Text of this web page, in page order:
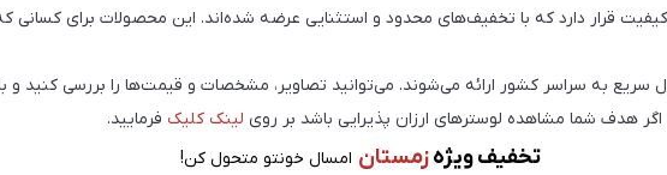
کیفیت قرار دارد که با تخفیف‌های محدود و استثنایی عرضه شده‌اند. این محصولات برای
سریع به سراسر کشور ارائه می‌شوند. می‌توانید تصاویر، مشخصات و قیمت‌ها را بررسی کنید و
هدف شما مشاهده لوسترهای ارزان پذیرایی باشد بر روی لینک کلیک فرمایید.
تخفیف ویژهزمستان امسال خونتو متحول کن!